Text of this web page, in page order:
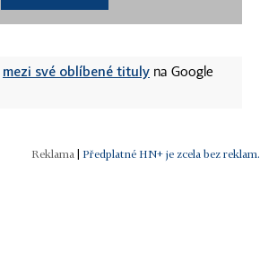
mezi své oblíbené tituly na Google
| Předplatné HN+ je zcela bez reklam.